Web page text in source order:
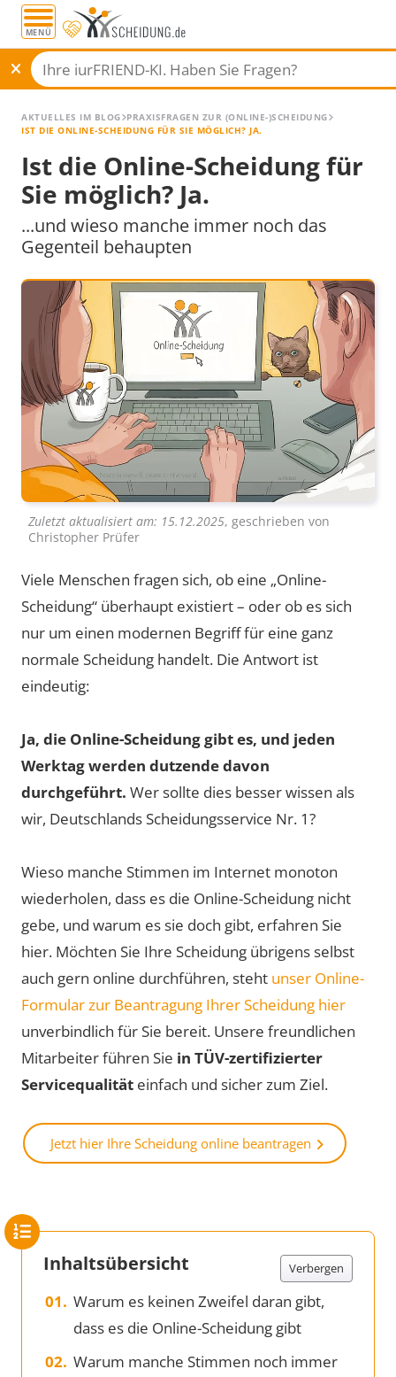
MENÜ
AKTUELLES IM BLOG PRAXISFRAGEN ZUR (ONLINE-)SCHEIDUNG
IST DIE ONLINE-SCHEIDUNG FÜR SIE MÖGLICH? JA.
Ist die Online-Scheidung für
Sie möglich? Ja.
...und wieso manche immer noch das
Gegenteil behaupten
Zuletzt aktualisiert am: 15.12.2025, geschrieben von
Christopher Prüfer
Viele Menschen fragen sich, ob eine „Online-
Scheidung“ überhaupt existiert – oder ob es sich
nur um einen modernen Begriff für eine ganz
normale Scheidung handelt. Die Antwort ist
eindeutig:
Ja, die Online-Scheidung gibt es, und jeden
Werktag werden dutzende davon
durchgeführt. Wer sollte dies besser wissen als
wir, Deutschlands Scheidungsservice Nr. 1?
Wieso manche Stimmen im Internet monoton
wiederholen, dass es die Online-Scheidung nicht
gebe, und warum es sie doch gibt, erfahren Sie
hier. Möchten Sie Ihre Scheidung übrigens selbst
auch gern online durchführen, steht unser Online-
Formular zur Beantragung Ihrer Scheidung hier
unverbindlich für Sie bereit. Unsere freundlichen
Mitarbeiter führen Sie in TÜV-zertifizierter
Servicequalität einfach und sicher zum Ziel.
Jetzt hier Ihre Scheidung online beantragen
Inhaltsübersicht Verbergen
Warum es keinen Zweifel daran gibt,
dass es die Online-Scheidung gibt
Warum manche Stimmen noch immer